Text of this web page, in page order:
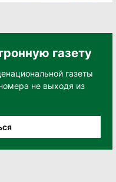
газету
газеты
не выходя из